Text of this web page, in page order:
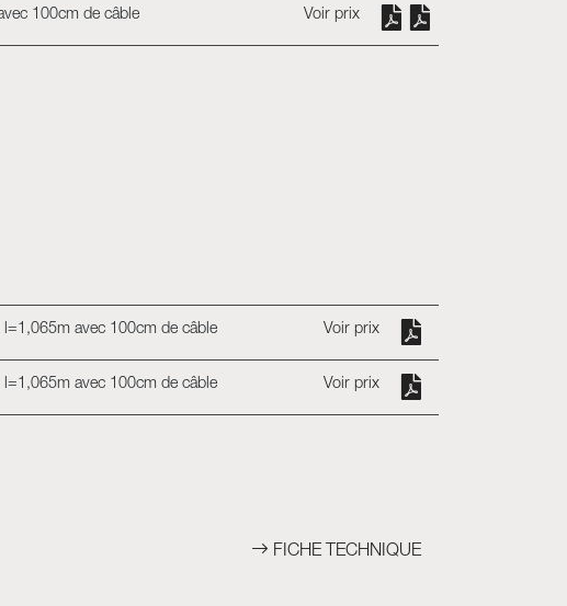
100cm de câble Voir prix
avec 100cm de câble Voir prix
avec 100cm de câble Voir prix
FICHE TECHNIQUE